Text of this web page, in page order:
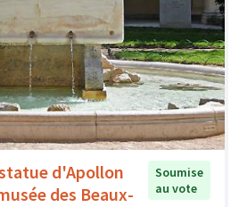
d'Apollon
des Beaux-
Soumise
au vote